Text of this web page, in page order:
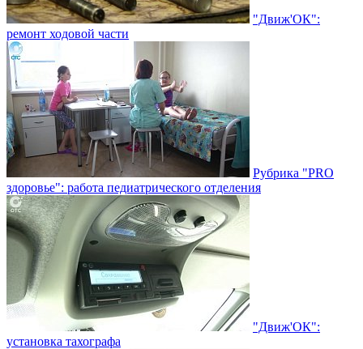
"Движ'ОК":
ремонт ходовой части
Рубрика "PRO
здоровье": работа педиатрического отделения
"Движ'ОК":
установка тахографа